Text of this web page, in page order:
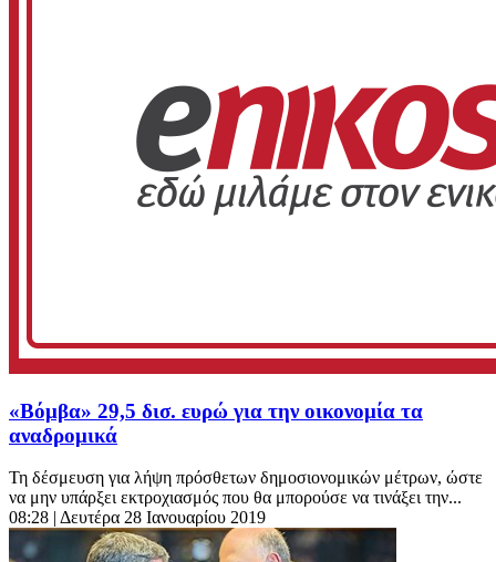
«Βόμβα» 29,5 δισ. ευρώ για την οικονομία τα
αναδρομικά
Τη δέσμευση για λήψη πρόσθετων δημοσιονομικών μέτρων, ώστε
να μην υπάρξει εκτροχιασμός που θα μπορούσε να τινάξει την...
08:28 | Δευτέρα 28 Ιανουαρίου 2019